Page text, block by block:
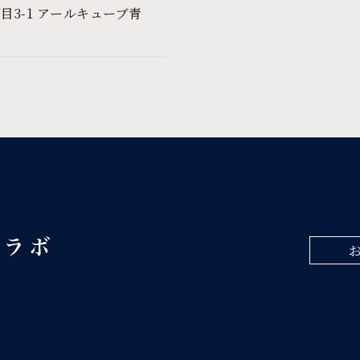
3-1 アールキューブ青